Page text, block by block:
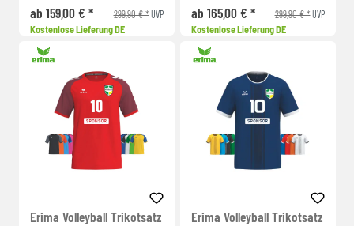
ab 159,00 € *
299,90 € *UVP
Kostenlose Lieferung DE
ab 165,00 € *
299,90 € *UVP
Kostenlose Lieferung DE
Erima Volleyball Trikotsatz
Erima Volleyball Trikotsatz